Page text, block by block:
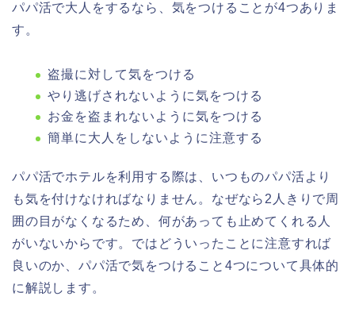
パパ活で大人をするなら、気をつけることが4つありま
す。
盗撮に対して気をつける
やり逃げされないように気をつける
お金を盗まれないように気をつける
簡単に大人をしないように注意する
パパ活でホテルを利用する際は、いつものパパ活より
も気を付けなければなりません。なぜなら2人きりで周
囲の目がなくなるため、何があっても止めてくれる人
がいないからです。ではどういったことに注意すれば
良いのか、パパ活で気をつけること4つについて具体的
に解説します。